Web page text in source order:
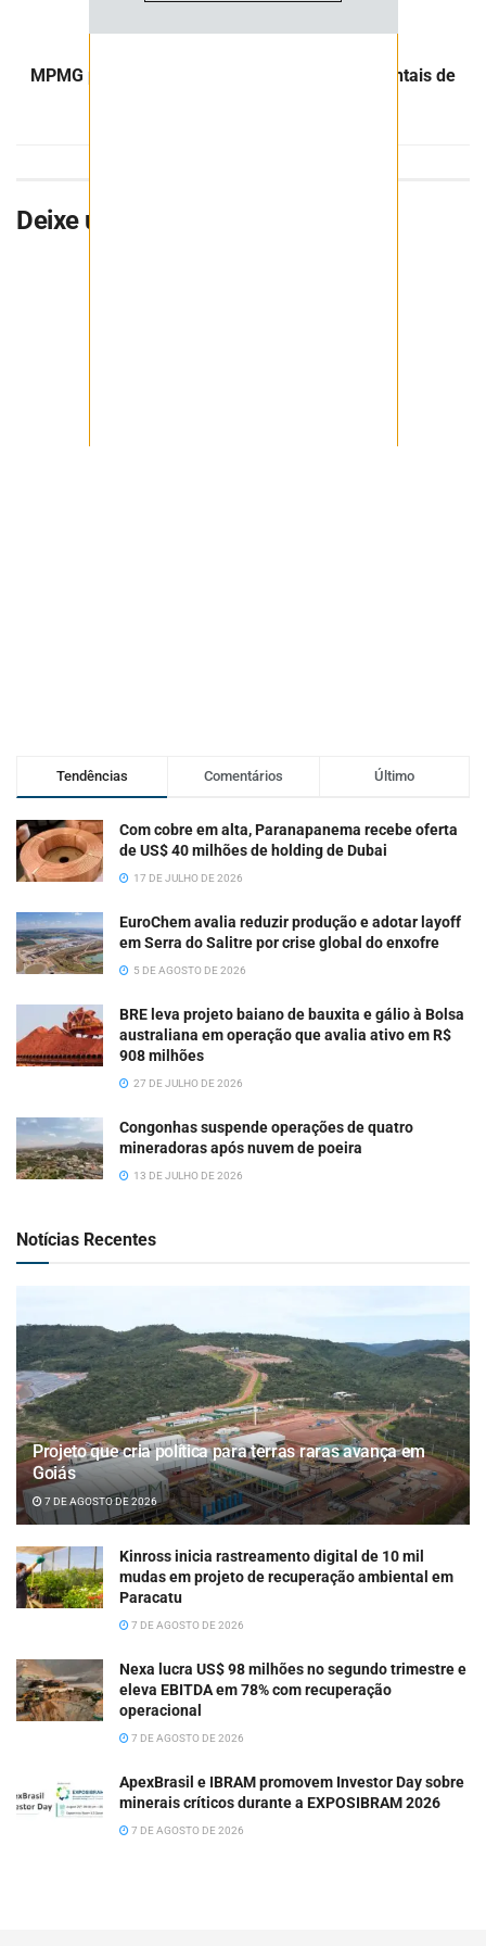
MPMG propõe ação para reparar danos ambientais de
Deixe uma resposta
Tendências Comentários Último
Com cobre em alta, Paranapanema recebe oferta
de US$ 40 milhões de holding de Dubai
17 DE JULHO DE 2026
EuroChem avalia reduzir produção e adotar layoff
em Serra do Salitre por crise global do enxofre
5 DE AGOSTO DE 2026
BRE leva projeto baiano de bauxita e gálio à Bolsa
australiana em operação que avalia ativo em R$
908 milhões
27 DE JULHO DE 2026
Congonhas suspende operações de quatro
mineradoras após nuvem de poeira
13 DE JULHO DE 2026
Notícias Recentes
Projeto que cria política para terras raras avança em
Goiás
7 DE AGOSTO DE 2026
Kinross inicia rastreamento digital de 10 mil
mudas em projeto de recuperação ambiental em
Paracatu
7 DE AGOSTO DE 2026
Nexa lucra US$ 98 milhões no segundo trimestre e
eleva EBITDA em 78% com recuperação
operacional
7 DE AGOSTO DE 2026
ApexBrasil e IBRAM promovem Investor Day sobre
minerais críticos durante a EXPOSIBRAM 2026
7 DE AGOSTO DE 2026